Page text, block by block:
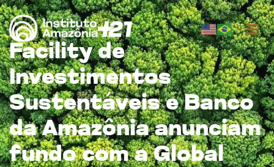
Facility de
Investimentos
Sustentáveis e Banco
da Amazônia anunciam
fundo com a Global